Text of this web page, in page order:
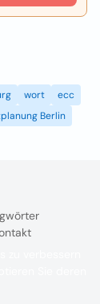
wort
ecc
Berlin
zu verbessern